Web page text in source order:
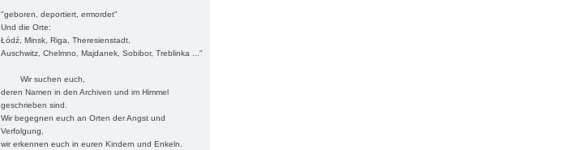
"geboren, deportiert, ermordet"
Und die Orte:
Łódź, Minsk, Riga, Theresienstadt,
Auschwitz, Chelmno, Majdanek, Sobibor, Treblinka ..."
Wir suchen euch,
deren Namen in den Archiven und im Himmel
geschrieben sind.
Wir begegnen euch an Orten der Angst und
Verfolgung,
wir erkennen euch in euren Kindern und Enkeln.